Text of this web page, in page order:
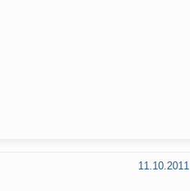
11.10.2011